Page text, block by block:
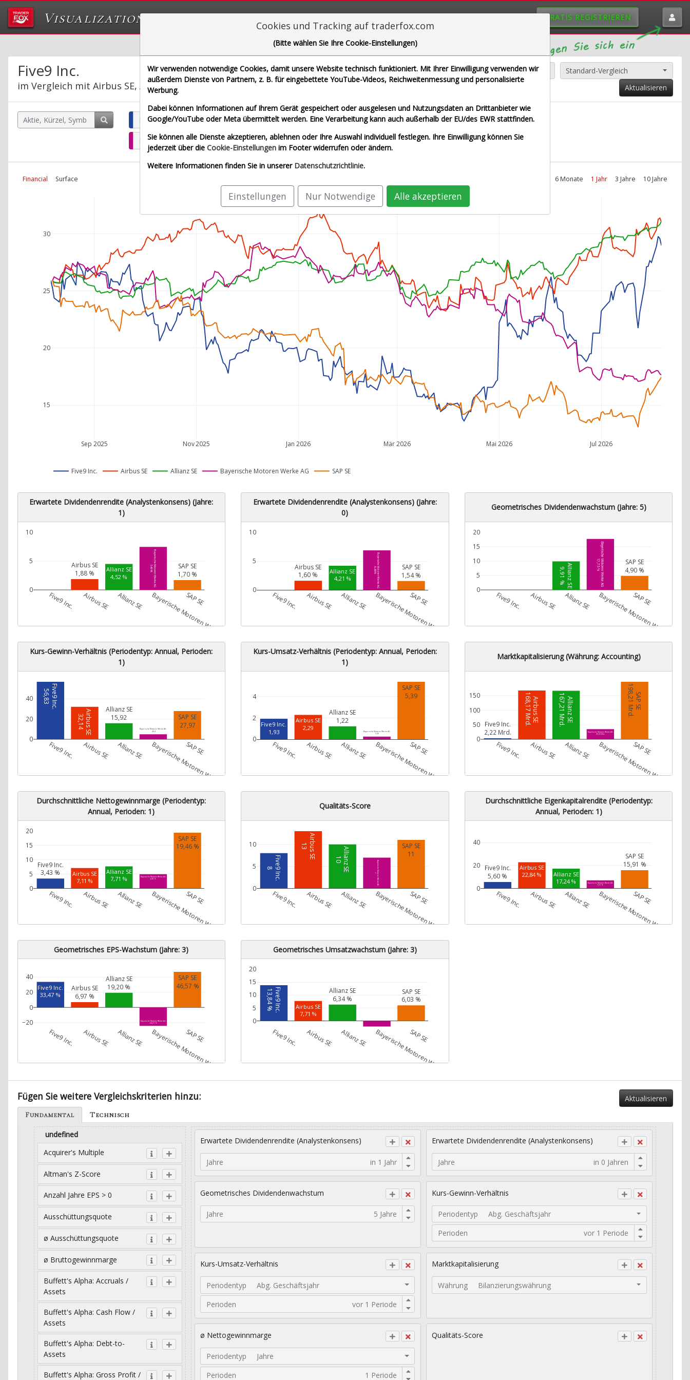
Visualizations GRATIS REGISTRIEREN
Five9 Inc.
im Vergleich mit Airbus SE, Allianz SE, Bayerische Motoren Werke AG und 1 weitere Aktie
Alle Aktien entfernen
Standard-Vergleich
Aktualisieren
Five9 Inc. (Echtzeit USD) Airbus SE (Echtzeit Euro) Allianz SE (Echtzeit Euro)
Bayerische Motoren Werke AG (Echtzeit Euro) SAP SE (Echtzeit Euro)
Financial Surface 6 Monate 1 Jahr 3 Jahre 10 Jahre
Sep 2025 Nov 2025 Jan 2026 Mär 2026 Mai 2026 Jul 2026
15
20
25
30
Five9 Inc. Airbus SE Allianz SE Bayerische Motoren Werke AG SAP SE
Erwartete Dividendenrendite (Analystenkonsens) (Jahre:
1)
Airbus SE
1,88 % Allianz SE
4,52 % Bayerische Motoren Werke AG
7,49 % SAP SE
1,70 %
Five9 Inc. Airbus SE Allianz SE Bayerische Motoren Werke AG
SAP SE
0
5
10
Erwartete Dividendenrendite (Analystenkonsens) (Jahre:
0)
Airbus SE
1,60 %
Allianz SE
4,21 %
Bayerische Motoren Werke AG
6,88 % SAP SE
1,54 %
Five9 Inc. Airbus SE Allianz SE Bayerische Motoren Werke AG
SAP SE
0
5
10
Geometrisches Dividendenwachstum (Jahre: 5)
Allianz SE
9,91 % Bayerische Motoren Werke AG
17,75 % SAP SE
4,90 %
Five9 Inc. Airbus SE Allianz SE Bayerische Motoren Werke AG
SAP SE
0
5
10
15
20
Kurs-Gewinn-Verhältnis (Periodentyp: Annual, Perioden:
1)
Five9 Inc.
56,83
Airbus SE
32,14
Allianz SE
15,92
Bayerische Motoren Werke AG
4,94
SAP SE
27,97
Five9 Inc. Airbus SE Allianz SE Bayerische Motoren Werke AG
SAP SE
0
20
40
Kurs-Umsatz-Verhältnis (Periodentyp: Annual, Perioden:
1)
Five9 Inc.
1,93
Airbus SE
2,29
Allianz SE
1,22
Bayerische Motoren Werke AG
0,26
SAP SE
5,39
Five9 Inc. Airbus SE Allianz SE Bayerische Motoren Werke AG
SAP SE
0
2
4
Marktkapitalisierung (Währung: Accounting)
Five9 Inc.
2,22 Mrd.
Airbus SE
168,17 Mrd. Allianz SE
167,21 Mrd.
Bayerische Motoren Werke AG
35,06 Mrd.
SAP SE
198,21 Mrd.
Five9 Inc. Airbus SE Allianz SE Bayerische Motoren Werke AG
SAP SE
0
50
100
150
Durchschnittliche Nettogewinnmarge (Periodentyp:
Annual, Perioden: 1)
Five9 Inc.
3,43 %
Airbus SE
7,11 %
Allianz SE
7,71 %
Bayerische Motoren Werke AG
4,98 %
SAP SE
19,46 %
Five9 Inc. Airbus SE Allianz SE Bayerische Motoren Werke AG
SAP SE
0
5
10
15
20
Qualitäts-Score
Five9 Inc.
8
Airbus SE
13 Allianz SE
10
Bayerische Motoren Werke AG
7
SAP SE
11
Five9 Inc. Airbus SE Allianz SE Bayerische Motoren Werke AG
SAP SE
0
5
10
Durchschnittliche Eigenkapitalrendite (Periodentyp:
Annual, Perioden: 1)
Five9 Inc.
5,60 %
Airbus SE
22,84 %
Allianz SE
17,24 %
Bayerische Motoren Werke AG
7,07 %
SAP SE
15,91 %
Five9 Inc. Airbus SE Allianz SE Bayerische Motoren Werke AG
SAP SE
0
20
40
Geometrisches EPS-Wachstum (Jahre: 3)
Five9 Inc.
33,47 %
Airbus SE
6,97 %
Allianz SE
19,20 %
Bayerische Motoren Werke AG
-24,21 %
SAP SE
46,57 %
Five9 Inc. Airbus SE Allianz SE Bayerische Motoren Werke AG
SAP SE
−20
0
20
40
Geometrisches Umsatzwachstum (Jahre: 3)
Five9 Inc.
13,84 % Airbus SE
7,71 %
Allianz SE
6,34 %
Bayerische Motoren Werke AG
-2,19 %
SAP SE
6,03 %
Five9 Inc. Airbus SE Allianz SE Bayerische Motoren Werke AG
SAP SE
0
5
10
15
20
Fügen Sie weitere Vergleichskriterien hinzu: Aktualisieren
Fundamental Technisch
undefined
Acquirer's Multiple
Altman's Z-Score
Anzahl Jahre EPS > 0
Ausschüttungsquote
ø Ausschüttungsquote
ø Bruttogewinnmarge
Buffett's Alpha: Accruals /
Assets
Buffett's Alpha: Cash Flow /
Assets
Buffett's Alpha: Debt-to-
Assets
Buffett's Alpha: Gross Profit /
Erwartete Dividendenrendite (Analystenkonsens)
Jahre
Erwartete Dividendenrendite (Analystenkonsens)
Jahre
Geometrisches Dividendenwachstum
Jahre
Kurs-Gewinn-Verhältnis
Periodentyp
Abg. Geschäftsjahr
Perioden
Kurs-Umsatz-Verhältnis
Periodentyp
Abg. Geschäftsjahr
Perioden
Marktkapitalisierung
Währung Bilanzierungswährung
ø Nettogewinnmarge
Periodentyp
Jahre
Perioden
Qualitäts-Score
Cookies und Tracking auf traderfox.com
(Bitte wählen Sie Ihre Cookie-Einstellungen)
Wir verwenden notwendige Cookies, damit unsere Website technisch funktioniert. Mit Ihrer Einwilligung verwenden wir
außerdem Dienste von Partnern, z. B. für eingebettete YouTube-Videos, Reichweitenmessung und personalisierte
Werbung.
Dabei können Informationen auf Ihrem Gerät gespeichert oder ausgelesen und Nutzungsdaten an Drittanbieter wie
Google/YouTube oder Meta übermittelt werden. Eine Verarbeitung kann auch außerhalb der EU/des EWR stattfinden.
Sie können alle Dienste akzeptieren, ablehnen oder Ihre Auswahl individuell festlegen. Ihre Einwilligung können Sie
jederzeit über die Cookie-Einstellungen im Footer widerrufen oder ändern.
Weitere Informationen finden Sie in unserer Datenschutzrichtlinie.
Einstellungen Nur Notwendige Alle akzeptieren